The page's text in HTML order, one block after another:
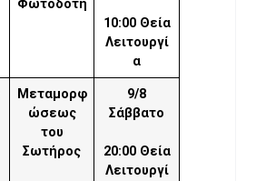
Φωτοδότη
10:00 Θεία
Λειτουργί
α
Μεταμορφ
ώσεως
του
Σωτήρος
9/8
Σάββατο
20:00 Θεία
Λειτουργί